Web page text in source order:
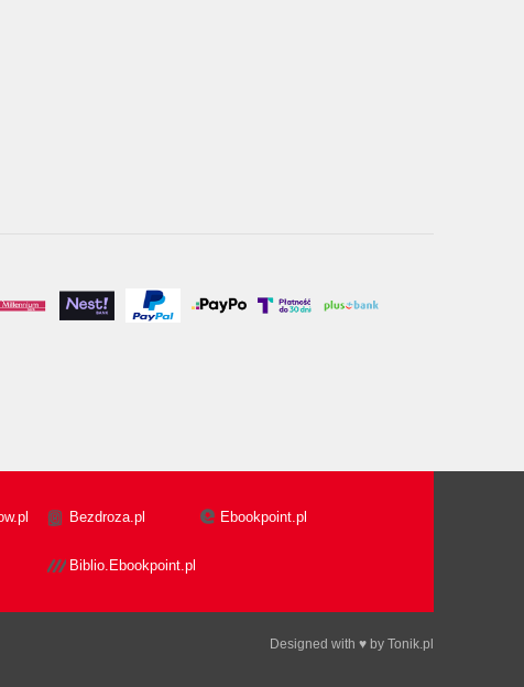
Bezdroza.pl Ebookpoint.pl
Biblio.Ebookpoint.pl
Designed with ♥ by Tonik.pl